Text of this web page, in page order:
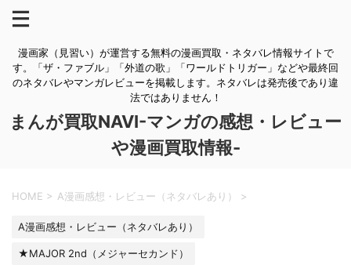
漫画家（見習い）が運営する無料の漫画買取・ネタバレ情報サイトで
す。「ザ・ファブル」「外道の歌」「ワールドトリガー」などや最終回
のネタバレやマンガレビューを掲載します。ネタバレは発売後であり違
法ではありません！
まんが買取NAVI-マンガの感想・レビュー
や漫画買取情報-
HOME > A漫画感想・レビュー（ネタバレあり） >
A漫画感想・レビュー（ネタバレあり）
★MAJOR 2nd（メジャーセカンド）